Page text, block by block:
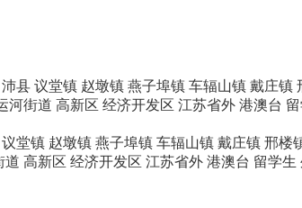
沛县 议堂镇 赵墩镇 燕子埠镇 车辐山镇 戴庄镇
河街道 高新区 经济开发区 江苏省外 港澳台
议堂镇 赵墩镇 燕子埠镇 车辐山镇 戴庄镇 邢楼
道 高新区 经济开发区 江苏省外 港澳台 留学生